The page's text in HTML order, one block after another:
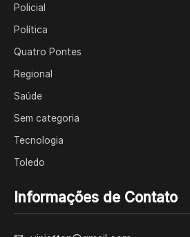
Policial
Política
Quatro Pontes
Regional
Saúde
Sem categoria
Tecnologia
Toledo
Informações de Contato